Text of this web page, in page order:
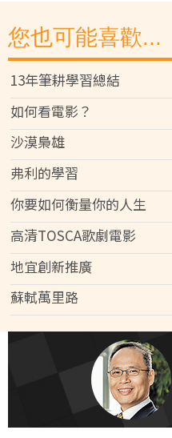
您也可能喜歡...
13年筆耕學習總結
如何看電影？
沙漠梟雄
弗利的學習
你要如何衡量你的人生
高清TOSCA歌劇電影
地宜創新推廣
蘇軾萬里路